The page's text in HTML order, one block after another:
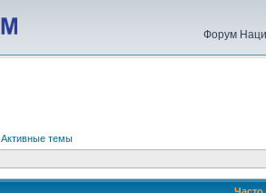
Форум
Активные темы